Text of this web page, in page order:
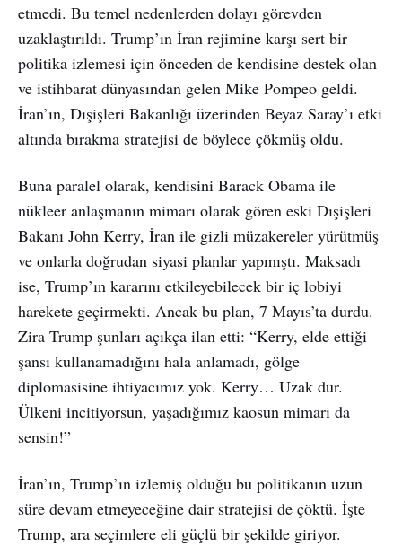
etmedi. Bu temel nedenlerden dolayı görevden
uzaklaştırıldı. Trump’ın İran rejimine karşı sert bir
politika izlemesi için önceden de kendisine destek olan
ve istihbarat dünyasından gelen Mike Pompeo geldi.
İran’ın, Dışişleri Bakanlığı üzerinden Beyaz Saray’ı etki
altında bırakma stratejisi de böylece çökmüş oldu.
Buna paralel olarak, kendisini Barack Obama ile
nükleer anlaşmanın mimarı olarak gören eski Dışişleri
Bakanı John Kerry, İran ile gizli müzakereler yürütmüş
ve onlarla doğrudan siyasi planlar yapmıştı. Maksadı
ise, Trump’ın kararını etkileyebilecek bir iç lobiyi
harekete geçirmekti. Ancak bu plan, 7 Mayıs’ta durdu.
Zira Trump şunları açıkça ilan etti: “Kerry, elde ettiği
şansı kullanamadığını hala anlamadı, gölge
diplomasisine ihtiyacımız yok. Kerry… Uzak dur.
Ülkeni incitiyorsun, yaşadığımız kaosun mimarı da
sensin!”
İran’ın, Trump’ın izlemiş olduğu bu politikanın uzun
süre devam etmeyeceğine dair stratejisi de çöktü. İşte
Trump, ara seçimlere eli güçlü bir şekilde giriyor.